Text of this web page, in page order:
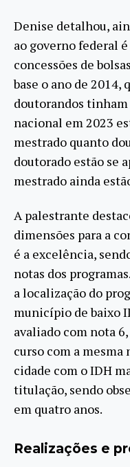
Denise detalhou,
ao governo federal
concessões de
base o ano de 2014,
doutorandos tinham
nacional em 2023
mestrado quanto
doutorado estão se
mestrado ainda
A palestrante
dimensões para a
é a excelência,
notas dos
a localização do
município de baixo
avaliado com nota
curso com a
cidade com o IDH
titulação, sendo
em quatro anos.
Realizações e